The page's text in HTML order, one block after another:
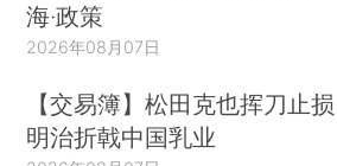
海·政策
2026年08月07日
【交易簿】松田克也挥刀止损
明治折戟中国乳业